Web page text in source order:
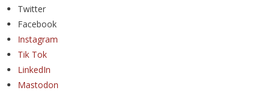
Twitter
Facebook
Instagram
Tik Tok
LinkedIn
Mastodon